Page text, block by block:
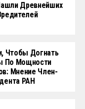
Древнейших
Чтобы Догнать
По Мощности
Мнение Член-
РАН